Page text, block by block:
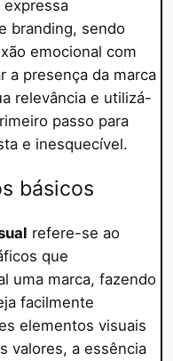
expressa
branding, sendo
emocional com
a presença da marca
relevância e utilizá-
passo para
e inesquecível.
básicos
refere-se ao
que
uma marca, fazendo
facilmente
elementos visuais
valores, a essência